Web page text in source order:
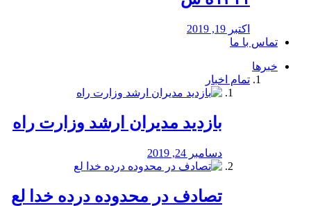
اکتبر 19, 2019
تماس با ما
خبرها
تمام اخبار
بازدید مدیران ارشد وزارت راه
دسامبر 24, 2019
تصادف در محدوده درده خدا لع